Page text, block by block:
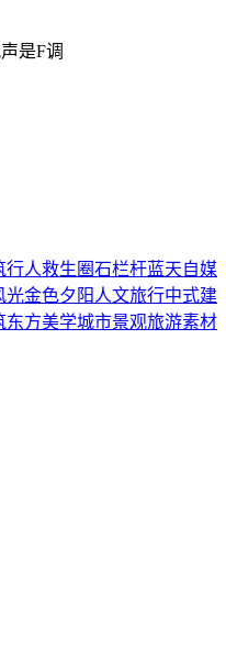
是F调
行人救生圈石栏杆蓝天自媒
光金色夕阳 人文旅行中式建
东方美学城市景观旅游素材